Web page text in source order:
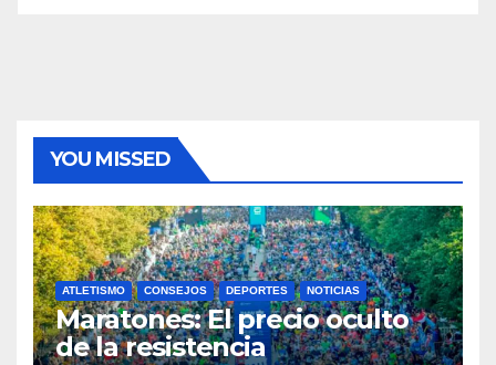
YOU MISSED
ATLETISMO CONSEJOS DEPORTES NOTICIAS
Maratones: El precio oculto
de la resistencia